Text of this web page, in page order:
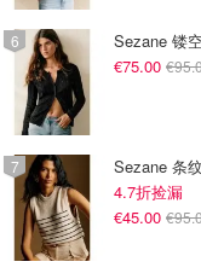
Sezane 镂
€75.00
Sezane 条
4.7折捡漏
€45.00